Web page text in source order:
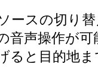
ースの切り替
音声操作が可
ると目的地